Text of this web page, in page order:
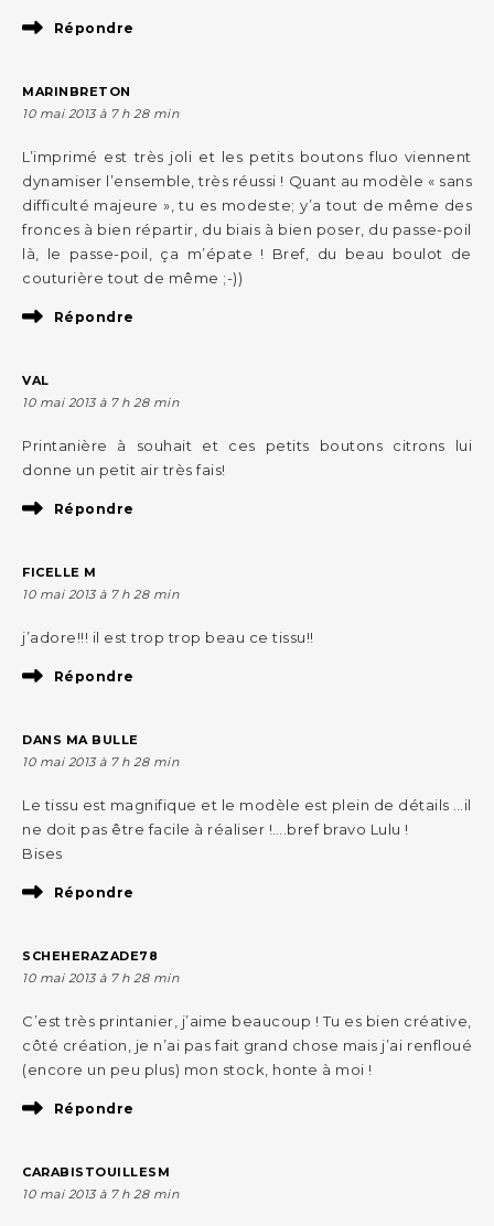
Répondre
MARINBRETON
10 mai 2013 à 7 h 28 min
L’imprimé est très joli et les petits boutons fluo viennent
dynamiser l’ensemble, très réussi ! Quant au modèle « sans
difficulté majeure », tu es modeste; y’a tout de même des
fronces à bien répartir, du biais à bien poser, du passe-poil
là, le passe-poil, ça m’épate ! Bref, du beau boulot de
couturière tout de même ;-))
Répondre
VAL
10 mai 2013 à 7 h 28 min
Printanière à souhait et ces petits boutons citrons lui
donne un petit air très fais!
Répondre
FICELLE M
10 mai 2013 à 7 h 28 min
j’adore!!! il est trop trop beau ce tissu!!
Répondre
DANS MA BULLE
10 mai 2013 à 7 h 28 min
Le tissu est magnifique et le modèle est plein de détails …il
ne doit pas être facile à réaliser !….bref bravo Lulu !
Bises
Répondre
SCHEHERAZADE78
10 mai 2013 à 7 h 28 min
C’est très printanier, j’aime beaucoup ! Tu es bien créative,
côté création, je n’ai pas fait grand chose mais j’ai renfloué
(encore un peu plus) mon stock, honte à moi !
Répondre
CARABISTOUILLESM
10 mai 2013 à 7 h 28 min